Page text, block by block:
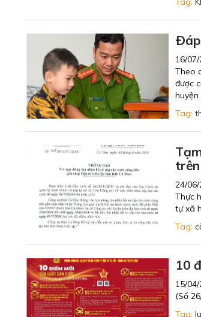
16/
Theo
được
huyện
Tag:
24/
Thực
tự xã
Tag:
10
15/
(Số
Tag: